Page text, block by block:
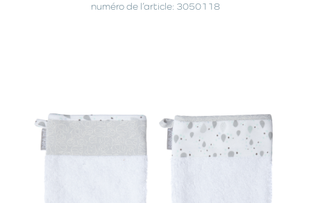
numéro de l’article: 3050118